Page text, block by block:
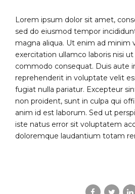
Lorem ipsum dolor sit amet,
sed do eiusmod tempor
magna aliqua. Ut enim ad minim
exercitation ullamco laboris nisi ut
commodo consequat. Duis aute
reprehenderit in voluptate velit
fugiat nulla pariatur. Excepteur
non proident, sunt in culpa qui
anim id est laborum. Sed ut
iste natus error sit voluptatem
doloremque laudantium totam